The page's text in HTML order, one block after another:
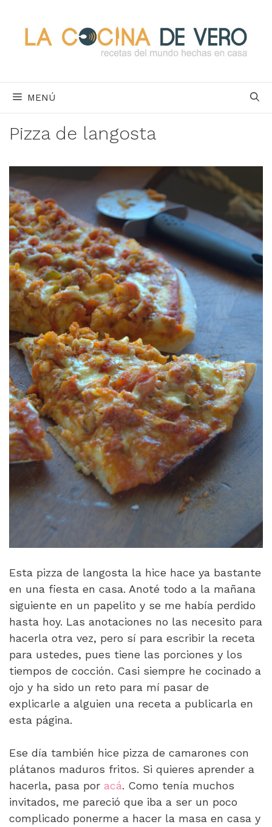
contenido
MENÚ
Pizza de langosta
Esta pizza de langosta la hice hace ya bastante
en una fiesta en casa. Anoté todo a la mañana
siguiente en un papelito y se me había perdido
hasta hoy. Las anotaciones no las necesito para
hacerla otra vez, pero sí para escribir la receta
para ustedes, pues tiene las porciones y los
tiempos de cocción. Casi siempre he cocinado a
ojo y ha sido un reto para mí pasar de
explicarle a alguien una receta a publicarla en
esta página.
Ese día también hice pizza de camarones con
plátanos maduros fritos. Si quieres aprender a
hacerla, pasa por acá. Como tenía muchos
invitados, me pareció que iba a ser un poco
complicado ponerme a hacer la masa en casa y